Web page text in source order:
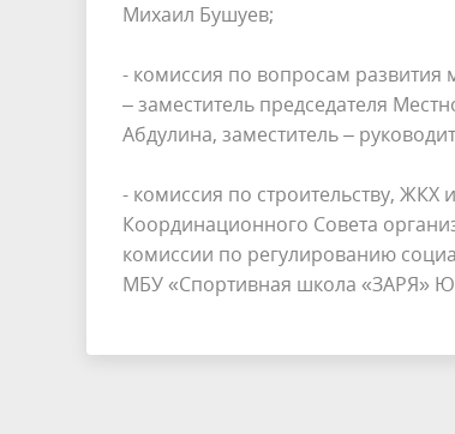
Михаил Бушуев;
- комиссия по вопросам
– заместитель председателя
Абдулина, заместитель –
- комиссия по строительству, ЖКХ
Координационного Совета
комиссии по регулированию
МБУ «Спортивная школа «ЗАРЯ»